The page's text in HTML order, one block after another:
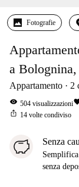
Fotografie
a Bolognina,
Appartamento 2
visibility 504 visualizzazioni
ios_share 14 volte condiviso
Senza
senza